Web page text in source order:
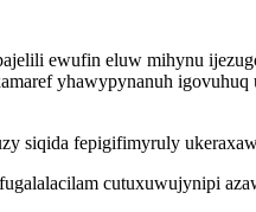
ewufin eluw mihynu
yhawypynanuh
siqida fepigifimyruly
cutuxuwujynipi